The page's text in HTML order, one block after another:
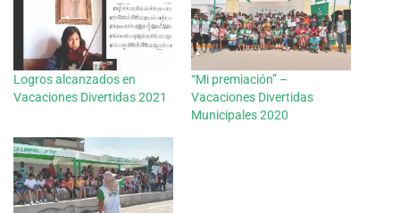
Logros alcanzados en
Vacaciones Divertidas 2021
“Mi premiación” –
Vacaciones Divertidas
Municipales 2020